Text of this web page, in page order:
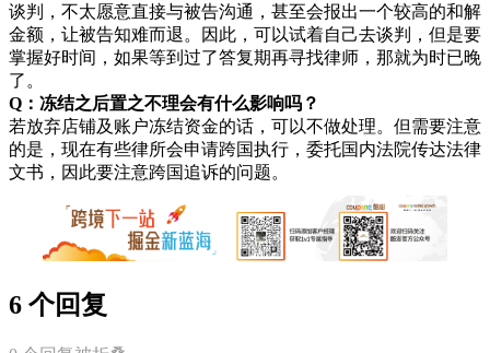
谈判，不太愿意直接与被告沟通，甚至会报出一个较高的和解
金额，让被告知难而退。因此，可以试着自己去谈判，但是要
掌握好时间，如果等到过了答复期再寻找律师，那就为时已晚
了。
Q：冻结之后置之不理会有什么影响吗？
若放弃店铺及账户冻结资金的话，可以不做处理。但需要注意
的是，现在有些律所会申请跨国执行，委托国内法院传达法律
文书，因此要注意跨国追诉的问题。
6 个回复